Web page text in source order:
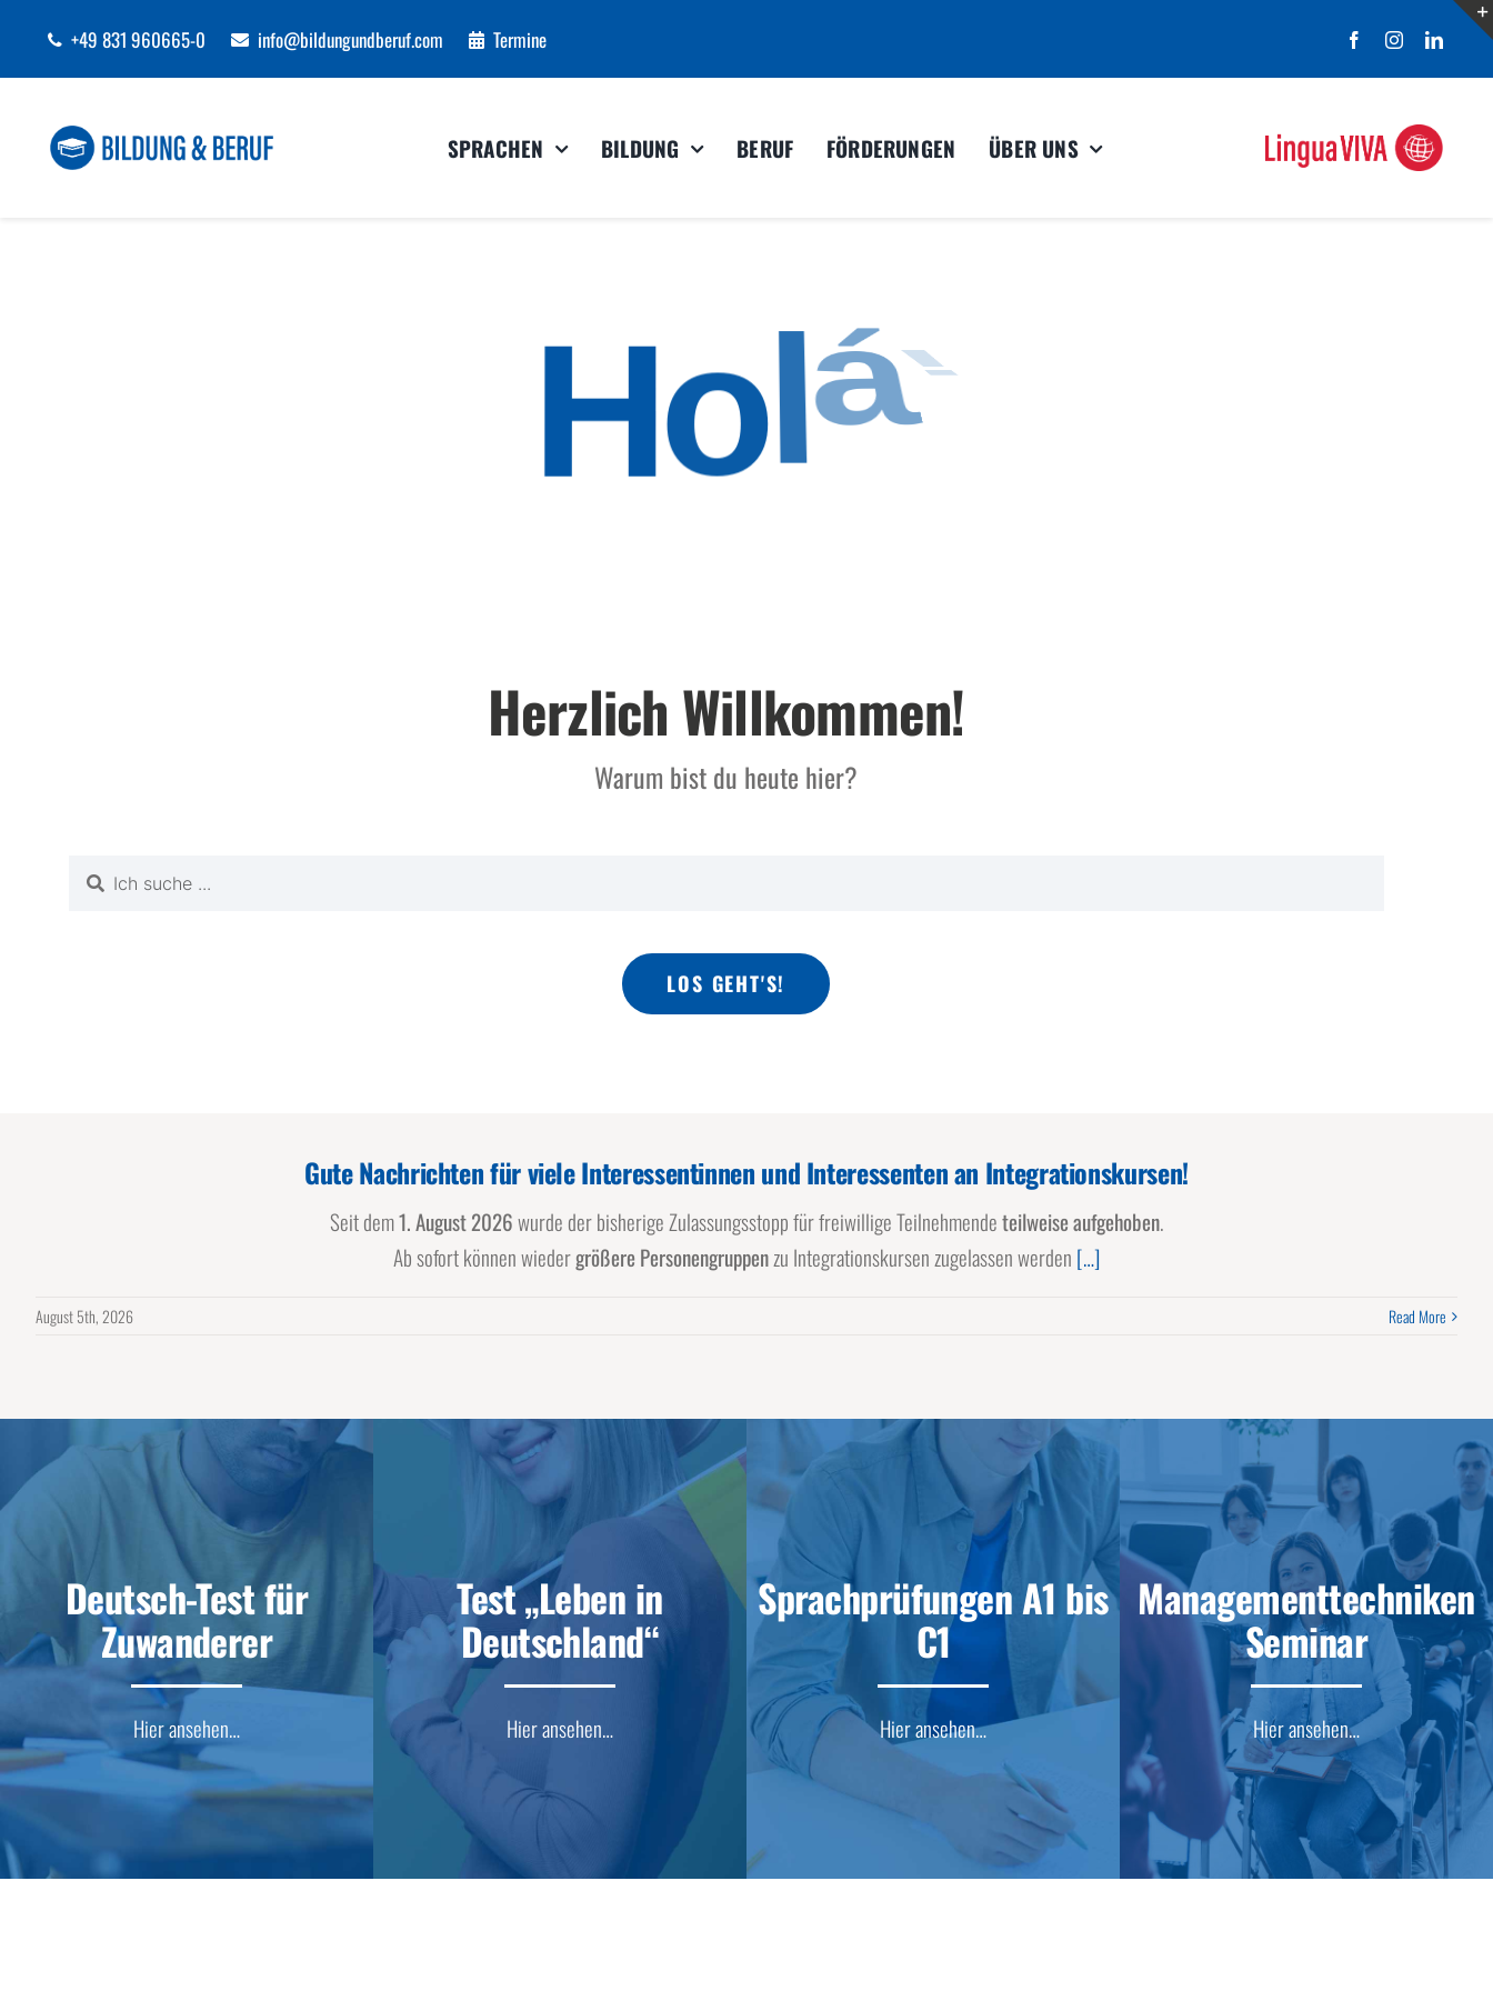
springen
+49 831 960665-0 info@bildungundberuf.com Termine
SPRACHEN BILDUNG BERUF FÖRDERUNGEN ÜBER UNS
Holá!
Herzlich Willkommen!
Warum bist du heute hier?
LOS GEHT'S!
Gute Nachrichten für viele Interessentinnen und Interessenten an Integrationskursen!
Seit dem1. August 2026wurde der bisherige Zulassungsstopp für freiwillige Teilnehmendeteilweise aufgehoben.
Ab sofort können wiedergrößere Personengruppenzu Integrationskursen zugelassen werden […]
August 5th, 2026 Read More
Deutsch-Test für
Zuwanderer
Hier ansehen…
Test „Leben in
Deutschland“
Hier ansehen…
Sprachprüfungen A1 bis
C1
Hier ansehen…
Managementtechniken
Seminar
Hier ansehen…